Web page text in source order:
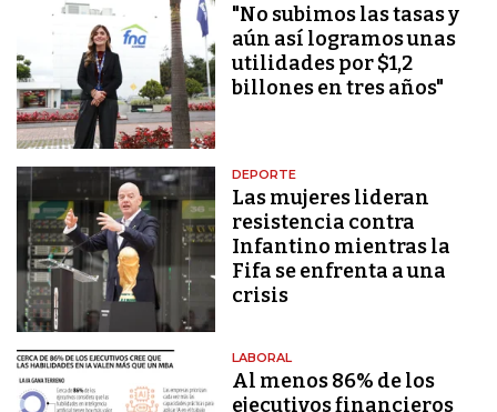
"No subimos las tasas y
aún así logramos unas
utilidades por $1,2
billones en tres años"
DEPORTE
Las mujeres lideran
resistencia contra
Infantino mientras la
Fifa se enfrenta a una
crisis
LABORAL
Al menos 86% de los
ejecutivos financieros